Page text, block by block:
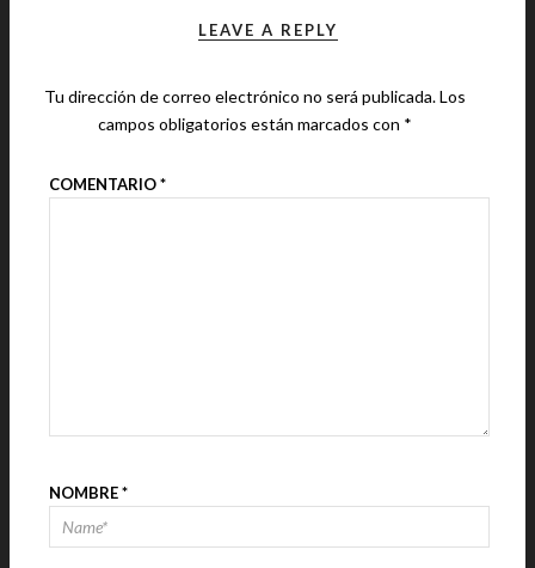
LEAVE A REPLY
Tu dirección de correo electrónico no será publicada.Los
campos obligatorios están marcados con *
COMENTARIO*
NOMBRE*